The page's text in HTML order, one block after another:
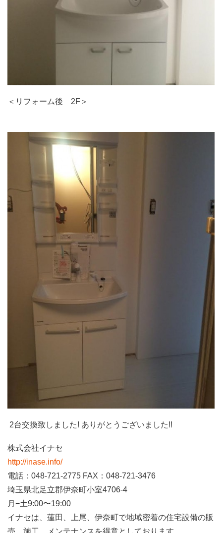
＜リフォーム後 2F＞
2台交換致しました! ありがとうございました!!
株式会社イナセ
http://inase.info/
電話：048-721-2775 FAX：048-721-3476
埼玉県北足立郡伊奈町小室4706-4
月−土9:00〜19:00
イナセは、蓮田、上尾、伊奈町で地域密着の住宅設備の販